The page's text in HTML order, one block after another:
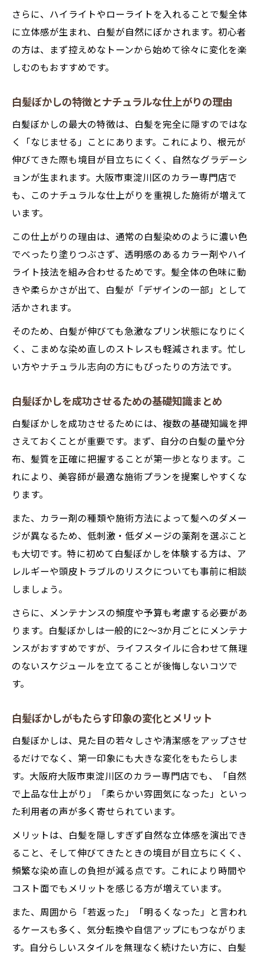
白髪ぼかしと白髪染めの持ちの違いを比較
白髪ぼかしを長持ちさせるコツとホームケ
ア法
白髪ぼかしで賢く新しい白髪対策を始めよ
さらに、ハイライトやローライトを入れることで髪全体
に立体感が生まれ、白髪が自然にぼかされます。初心者
の方は、まず控えめなトーンから始めて徐々に変化を楽
しむのもおすすめです。
白髪ぼかしの特徴とナチュラルな仕上がりの理由
白髪ぼかしの最大の特徴は、白髪を完全に隠すのではな
く「なじませる」ことにあります。これにより、根元が
伸びてきた際も境目が目立ちにくく、自然なグラデーシ
ョンが生まれます。大阪市東淀川区のカラー専門店で
も、このナチュラルな仕上がりを重視した施術が増えて
います。
この仕上がりの理由は、通常の白髪染めのように濃い色
でべったり塗りつぶさず、透明感のあるカラー剤やハイ
ライト技法を組み合わせるためです。髪全体の色味に動
きや柔らかさが出て、白髪が「デザインの一部」として
活かされます。
そのため、白髪が伸びても急激なプリン状態になりにく
く、こまめな染め直しのストレスも軽減されます。忙し
い方やナチュラル志向の方にもぴったりの方法です。
白髪ぼかしを成功させるための基礎知識まとめ
白髪ぼかしを成功させるためには、複数の基礎知識を押
さえておくことが重要です。まず、自分の白髪の量や分
布、髪質を正確に把握することが第一歩となります。こ
れにより、美容師が最適な施術プランを提案しやすくな
ります。
また、カラー剤の種類や施術方法によって髪へのダメー
ジが異なるため、低刺激・低ダメージの薬剤を選ぶこと
も大切です。特に初めて白髪ぼかしを体験する方は、ア
レルギーや頭皮トラブルのリスクについても事前に相談
しましょう。
さらに、メンテナンスの頻度や予算も考慮する必要があ
ります。白髪ぼかしは一般的に2～3か月ごとにメンテナ
ンスがおすすめですが、ライフスタイルに合わせて無理
のないスケジュールを立てることが後悔しないコツで
す。
白髪ぼかしがもたらす印象の変化とメリット
白髪ぼかしは、見た目の若々しさや清潔感をアップさせ
るだけでなく、第一印象にも大きな変化をもたらしま
す。大阪府大阪市東淀川区のカラー専門店でも、「自然
で上品な仕上がり」「柔らかい雰囲気になった」といっ
た利用者の声が多く寄せられています。
メリットは、白髪を隠しすぎず自然な立体感を演出でき
ること、そして伸びてきたときの境目が目立ちにくく、
頻繁な染め直しの負担が減る点です。これにより時間や
コスト面でもメリットを感じる方が増えています。
また、周囲から「若返った」「明るくなった」と言われ
るケースも多く、気分転換や自信アップにもつながりま
す。自分らしいスタイルを無理なく続けたい方に、白髪